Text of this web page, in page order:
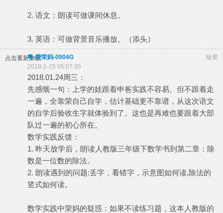
2. 语文：朗读可做课间休息。
3. 英语：可做背景音乐播放。（添头）
点击重新加载 板凳
粵-荣荣妈-0904G
2018-1-25 05:07:35
2018.01.24周三：
先感慨一句：上学的娃跟着申爸实践不容易。但不跟着走
一遍，全靠荣自己自学，估计基础更不靠谱，从这次语文
的自学后验收生字就体验到了。这也是再难也要跟着大部
队过一遍的初心所在。
数学实践反馈：
1. 昨天放学后，朗读人教版三年级下数学书到第二章：除
数是一位数的除法。
2. 朗读遇到的问题:丢字，看错字，示意图如何读,除法的
竖式如何读。
数学实践中荣妈的疑惑：如果不读练习题，这本人教版的